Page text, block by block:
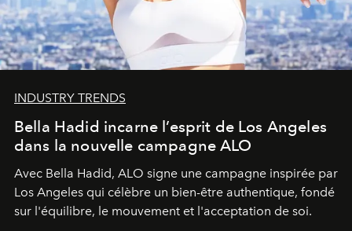
INDUSTRY TRENDS
Bella Hadid incarne l’esprit de Los Angeles
dans la nouvelle campagne ALO
Avec Bella Hadid, ALO signe une campagne inspirée par
Los Angeles qui célèbre un bien-être authentique, fondé
sur l'équilibre, le mouvement et l'acceptation de soi.